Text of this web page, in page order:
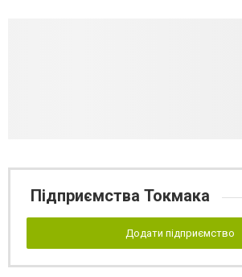
Підприємства Токмака
Додати підприємство